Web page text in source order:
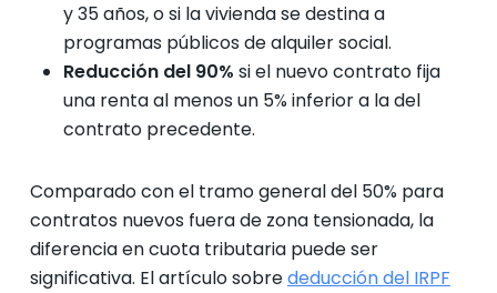
y 35 años, o si la vivienda se destina a
programas públicos de alquiler social.
Reducción del 90% si el nuevo contrato fija
una renta al menos un 5% inferior a la del
contrato precedente.
Comparado con el tramo general del 50% para
contratos nuevos fuera de zona tensionada, la
diferencia en cuota tributaria puede ser
significativa. El artículo sobrededucción del IRPF